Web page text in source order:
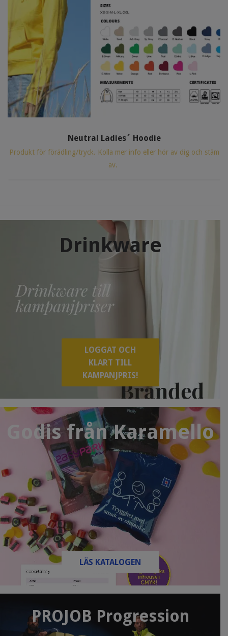
Drinkware
LOGGAT OCH
KLART TILL
KAMPANJPRIS!
Godis från Karamello
LÄS KATALOGEN
PROJOB Progression
Neutral Ladies´ Hoodie
Produkt för förädling/tryck. Kolla mer info eller hör av dig och stäm
av.